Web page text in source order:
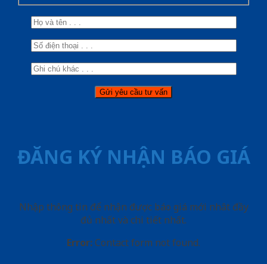
ĐĂNG KÝ NHẬN BÁO GIÁ
Nhập thông tin để nhận được báo giá mới nhât đầy
đủ nhất và chi tiết nhất.
Error: Contact form not found.